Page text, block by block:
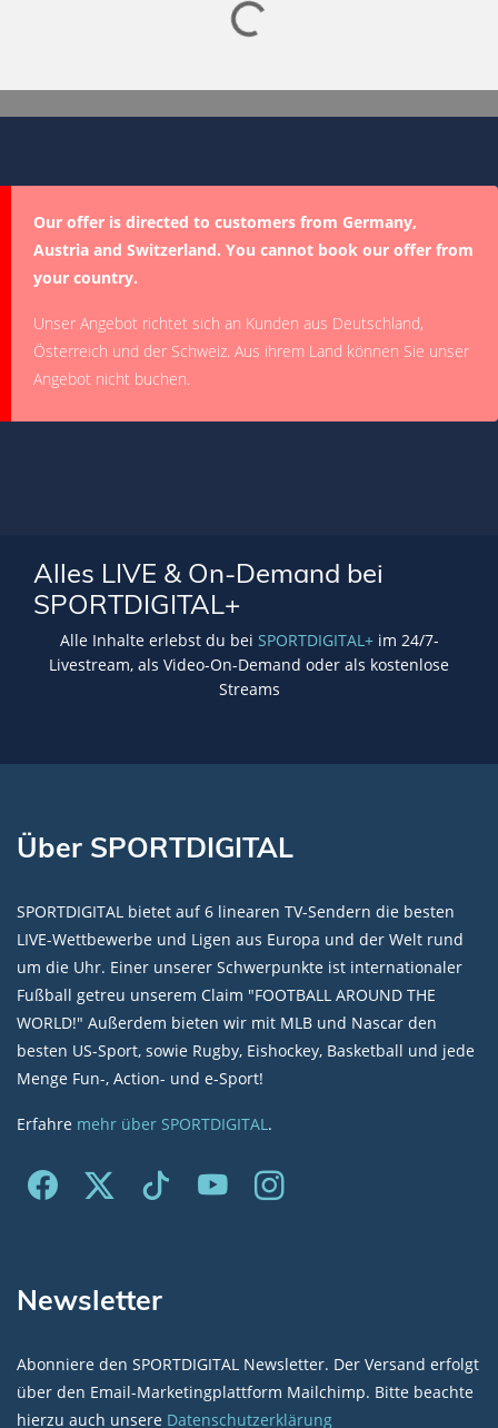
Lade SPORTDIGITAL+ Mediathek
Our offer is directed to customers from Germany,
Austria and Switzerland. You cannot book our offer from
your country.
Unser Angebot richtet sich an Kunden aus Deutschland,
Österreich und der Schweiz. Aus ihrem Land können Sie unser
Angebot nicht buchen.
Alles LIVE & On-Demand bei
SPORTDIGITAL+
Alle Inhalte erlebst du bei SPORTDIGITAL+im 24/7-
Livestream, als Video-On-Demand oder als kostenlose
Streams
Über SPORTDIGITAL
SPORTDIGITAL bietet auf 6 linearen TV-Sendern die besten
LIVE-Wettbewerbe und Ligen aus Europa und der Welt rund
um die Uhr. Einer unserer Schwerpunkte ist internationaler
Fußball getreu unserem Claim "FOOTBALL AROUND THE
WORLD!" Außerdem bieten wir mit MLB und Nascar den
besten US-Sport, sowie Rugby, Eishockey, Basketball und jede
Menge Fun-, Action- und e-Sport!
Erfahre mehr über SPORTDIGITAL.
Newsletter
Abonniere den SPORTDIGITAL Newsletter. Der Versand erfolgt
über den Email-Marketingplattform Mailchimp. Bitte beachte
hierzu auch unsere Datenschutzerklärung